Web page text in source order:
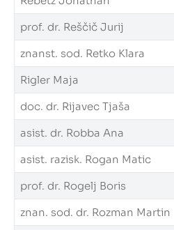
prof. dr. Reščič Jurij
znanst. sod. Retko Klara
Rigler Maja
doc. dr. Rijavec Tjaša
asist. dr. Robba Ana
asist. razisk. Rogan Matic
prof. dr. Rogelj Boris
znan. sod. dr. Rozman Martin